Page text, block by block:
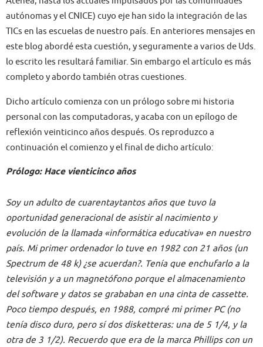
autónomas y el CNICE) cuyo eje han sido la integración de las
TICs en las escuelas de nuestro país. En anteriores mensajes en
este blog abordé esta cuestión, y seguramente a varios de Uds.
lo escrito les resultará familiar. Sin embargo el artículo es más
completo y abordo también otras cuestiones.
Dicho artículo comienza con un prólogo sobre mi historia
personal con las computadoras, y acaba con un epílogo de
reflexión veinticinco años después. Os reproduzco a
continuación el comienzo y el final de dicho artículo:
Prólogo: Hace vienticinco años
Soy un adulto de cuarentaytantos años que tuvo la
oportunidad generacional de asistir al nacimiento y
evolución de la llamada «informática educativa» en nuestro
país. Mi primer ordenador lo tuve en 1982 con 21 años (un
Spectrum de 48 k) ¿se acuerdan?. Tenía que enchufarlo a la
televisión y a un magnetófono porque el almacenamiento
del software y datos se grababan en una cinta de cassette.
Poco tiempo después, en 1988, compré mi primer PC (no
tenía disco duro, pero sí dos disketteras: una de 5 1/4, y la
otra de 3 1/2). Recuerdo que era de la marca Phillips con un